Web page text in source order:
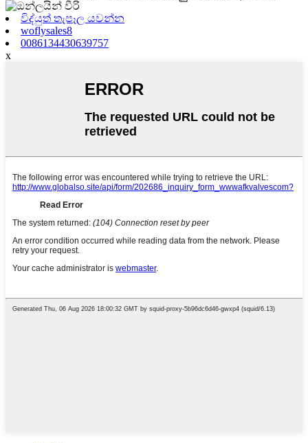
විද්යුත් තැපෑල යවන්න
woflysales8
0086134430639757
x